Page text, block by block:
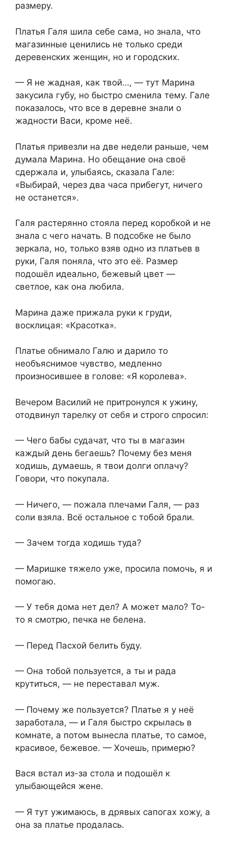
размеру.
Платья Галя шила себе сама, но знала, что
магазинные ценились не только среди
деревенских женщин, но и городских.
— Я не жадная, как твой…, — тут Марина
закусила губу, но быстро сменила тему. Гале
показалось, что все в деревне знали о
жадности Васи, кроме неё.
Платья привезли на две недели раньше, чем
думала Марина. Но обещание она своё
сдержала и, улыбаясь, сказала Гале:
«Выбирай, через два часа прибегут, ничего
не останется».
Галя растерянно стояла перед коробкой и не
знала с чего начать. В подсобке не было
зеркала, но, только взяв одно из платьев в
руки, Галя поняла, что это её. Размер
подошёл идеально, бежевый цвет —
светлое, как она любила.
Марина даже прижала руки к груди,
восклицая: «Красотка».
Платье обнимало Галю и дарило то
необъяснимое чувство, медленно
произносившее в голове: «Я королева».
Вечером Василий не притронулся к ужину,
отодвинул тарелку от себя и строго спросил:
— Чего бабы судачат, что ты в магазин
каждый день бегаешь? Почему без меня
ходишь, думаешь, я твои долги оплачу?
Говори, что покупала.
— Ничего, — пожала плечами Галя, — раз
соли взяла. Всё остальное с тобой брали.
— Зачем тогда ходишь туда?
— Маришке тяжело уже, просила помочь, я и
помогаю.
— У тебя дома нет дел? А может мало? То-
то я смотрю, печка не белена.
— Перед Пасхой белить буду.
— Она тобой пользуется, а ты и рада
крутиться, — не переставал муж.
— Почему же пользуется? Платье я у неё
заработала, — и Галя быстро скрылась в
комнате, а потом вынесла платье, то самое,
красивое, бежевое. — Хочешь, примерю?
Вася встал из-за стола и подошёл к
улыбающейся жене.
— Я тут ужимаюсь, в дрявых сапогах хожу, а
она за платье продалась.